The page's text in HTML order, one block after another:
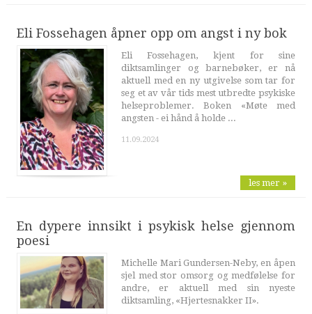
Eli Fossehagen åpner opp om angst i ny bok
Eli Fossehagen, kjent for sine
diktsamlinger og barnebøker, er nå
aktuell med en ny utgivelse som tar for
seg et av vår tids mest utbredte psykiske
helseproblemer. Boken «Møte med
angsten - ei hånd å holde ...
11.09.2024
les mer »
En dypere innsikt i psykisk helse gjennom
poesi
Michelle Mari Gundersen-Neby, en åpen
sjel med stor omsorg og medfølelse for
andre, er aktuell med sin nyeste
diktsamling, «Hjertesnakker II».